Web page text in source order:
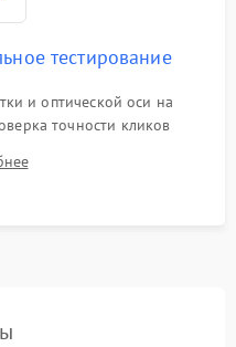
тестирование
и оптической оси на
точности кликов
испытание прицела на
к отдаче и